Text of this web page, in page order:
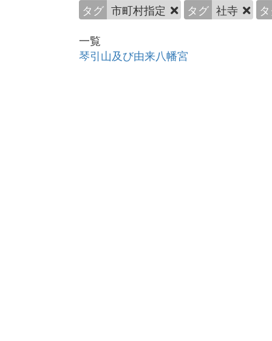
タグ 市町村指定 タグ 社寺
一覧
琴引山及び由来八幡宮